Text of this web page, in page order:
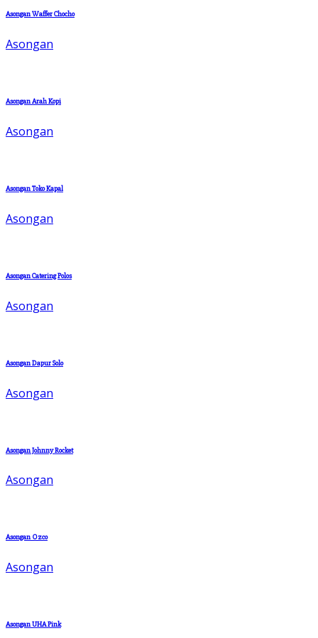
Asongan Waffer Chocho
Asongan
Asongan Arah Kopi
Asongan
Asongan Toko Kapal
Asongan
Asongan Catering Polos
Asongan
Asongan Dapur Solo
Asongan
Asongan Johnny Rocket
Asongan
Asongan Ozco
Asongan
Asongan UHA Pink